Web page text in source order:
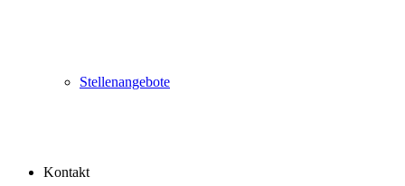
Stellenangebote
Kontakt